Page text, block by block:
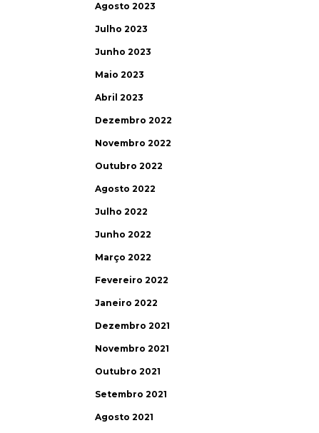
Agosto 2023
Julho 2023
Junho 2023
Maio 2023
Abril 2023
Dezembro 2022
Novembro 2022
Outubro 2022
Agosto 2022
Julho 2022
Junho 2022
Março 2022
Fevereiro 2022
Janeiro 2022
Dezembro 2021
Novembro 2021
Outubro 2021
Setembro 2021
Agosto 2021